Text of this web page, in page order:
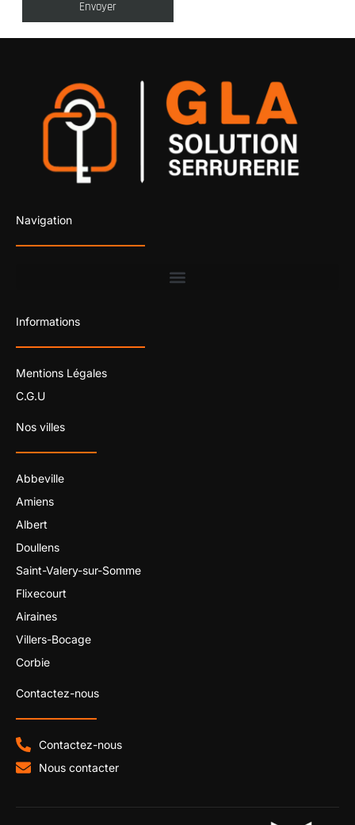
Navigation
Informations
Mentions Légales
C.G.U
Nos villes
Abbeville
Amiens
Albert
Doullens
Saint-Valery-sur-Somme
Flixecourt
Airaines
Villers-Bocage
Corbie
Contactez-nous
Contactez-nous
Nous contacter